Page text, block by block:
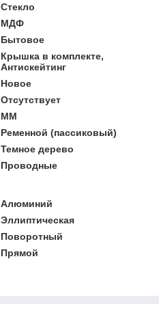
Стекло
МДФ
Бытовое
Крышка в комплекте,
Антискейтинг
Новое
Отсутствует
MM
Ременной (пассиковый)
Темное дерево
Проводные
Алюминий
Эллиптическая
Поворотный
Прямой